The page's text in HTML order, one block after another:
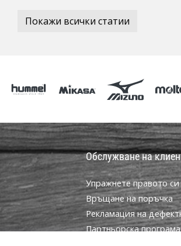
Покажи всички статии
Обслужване на
Упражнете правото си
Връщане на поръчка
Рекламация на
Партньорска